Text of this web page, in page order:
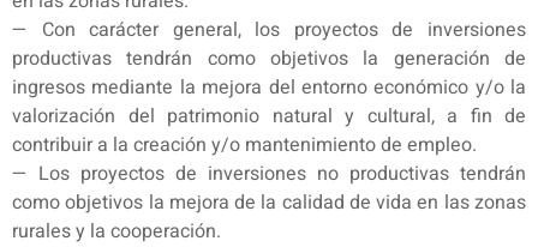
— Con carácter general, los proyectos de inversiones
productivas tendrán como objetivos la generación de
ingresos mediante la mejora del entorno económico y/o la
valorización del patrimonio natural y cultural, a fin de
contribuir a la creación y/o mantenimiento de empleo.
— Los proyectos de inversiones no productivas tendrán
como objetivos la mejora de la calidad de vida en las zonas
rurales y la cooperación.